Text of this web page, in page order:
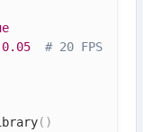
0.05
# 20 FPS
( )